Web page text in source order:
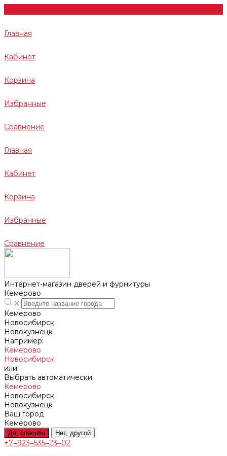
Главная
Кабинет
Корзина
Избранные
Сравнение
Главная
Кабинет
Корзина
Избранные
Сравнение
Интернет-магазин дверей и фурнитуры
Кемерово
Кемерово
Новосибирск
Новокузнецк
Например:
Кемерово
Новосибирск
или
Выбрать автоматически
Кемерово
Новосибирск
Новокузнецк
Ваш город
Кемерово
Да, спасибо Нет, другой
+7‒923‒535‒23‒02